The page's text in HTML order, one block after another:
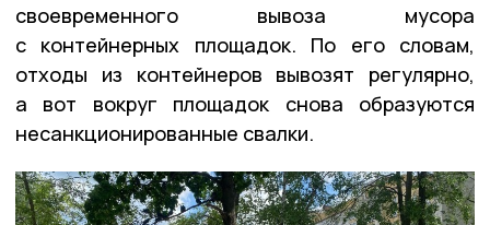
своевременного вывоза мусора
с контейнерных площадок. По его словам,
отходы из контейнеров вывозят регулярно,
а вот вокруг площадок снова образуются
несанкционированные свалки.